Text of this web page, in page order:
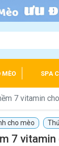
MÈO SPA
7 vitamin
cho mèo
7